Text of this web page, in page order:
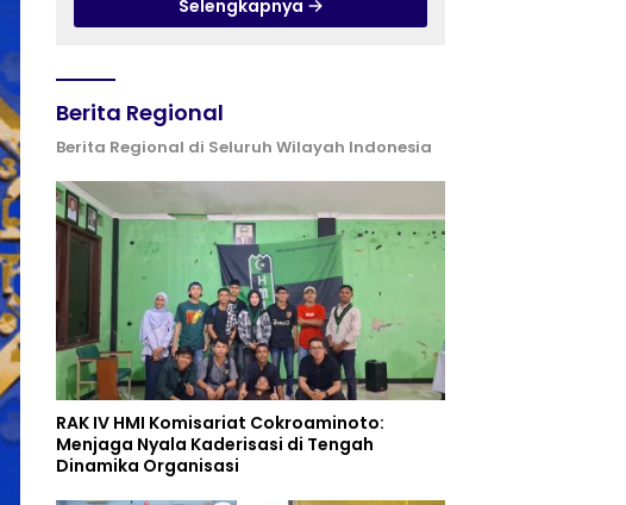
Pahlawan dan Perintis
Kemerdekaan
Selengkapnya
Berita Regional
Berita Regional di Seluruh Wilayah Indonesia
RAK IV HMI Komisariat Cokroaminoto:
Menjaga Nyala Kaderisasi di Tengah
Dinamika Organisasi